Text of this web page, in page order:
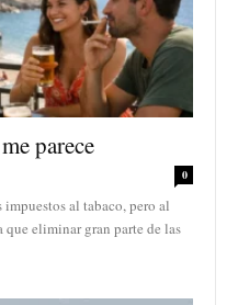
parece
0
al tabaco, pero al
eliminar gran parte de las